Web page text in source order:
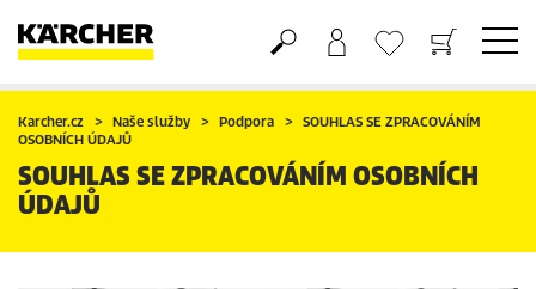
Nákupní košík
Seznam oblíbených produktů
Karcher.cz Naše služby Podpora
SOUHLAS SE ZPRACOVÁNÍM
OSOBNÍCH ÚDAJŮ
SOUHLAS SE ZPRACOVÁNÍM OSOBNÍCH
ÚDAJŮ